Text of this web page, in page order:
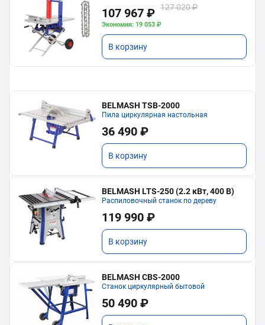
107 967 ₽ 127 020 ₽
Экономия: 19 053 ₽
В корзину
BELMASH TSB-2000
Пила циркулярная настольная
36 490 ₽
В корзину
BELMASH LTS-250 (2.2 кВт, 400 В)
Распиловочный станок по дереву
119 990 ₽
В корзину
BELMASH CBS-2000
Станок циркулярный бытовой
50 490 ₽